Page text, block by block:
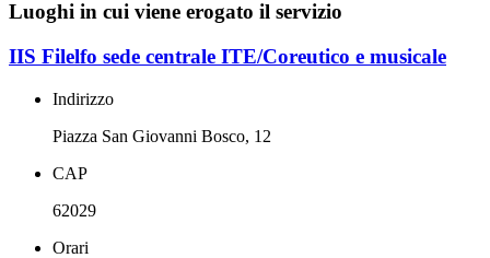
Luoghi in cui viene erogato il servizio
IIS Filelfo sede centrale ITE/Coreutico e musicale
Indirizzo
Piazza San Giovanni Bosco, 12
CAP
62029
Orari